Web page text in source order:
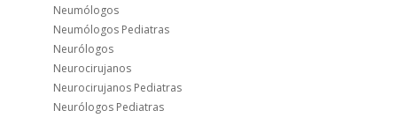
Neumólogos
Neumólogos Pediatras
Neurólogos
Neurocirujanos
Neurocirujanos Pediatras
Neurólogos Pediatras